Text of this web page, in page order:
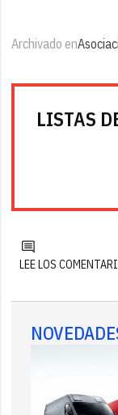
Archivado en
LISTAS
LEE LOS